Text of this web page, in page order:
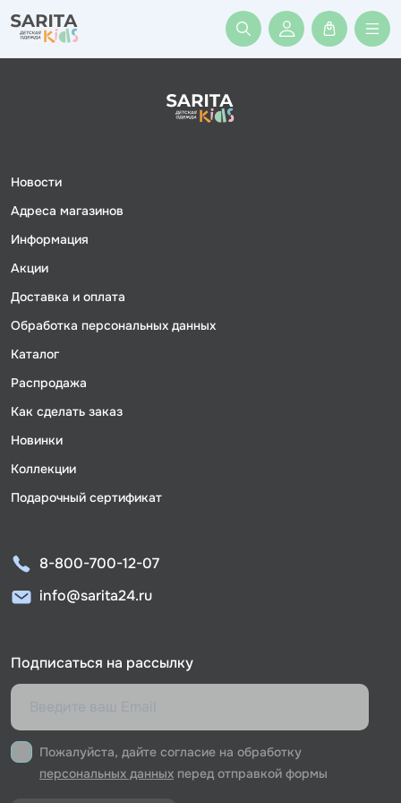
Войти или
Новости
Адреса магазинов
Информация
Акции
Доставка и оплата
Обработка персональных данных
Каталог
Распродажа
Как сделать заказ
Новинки
Коллекции
Подарочный сертификат
8-800-700-12-07
info@sarita24.ru
Подписаться на рассылку
Пожалуйста, дайте согласие на обработку
персональных данных перед отправкой формы